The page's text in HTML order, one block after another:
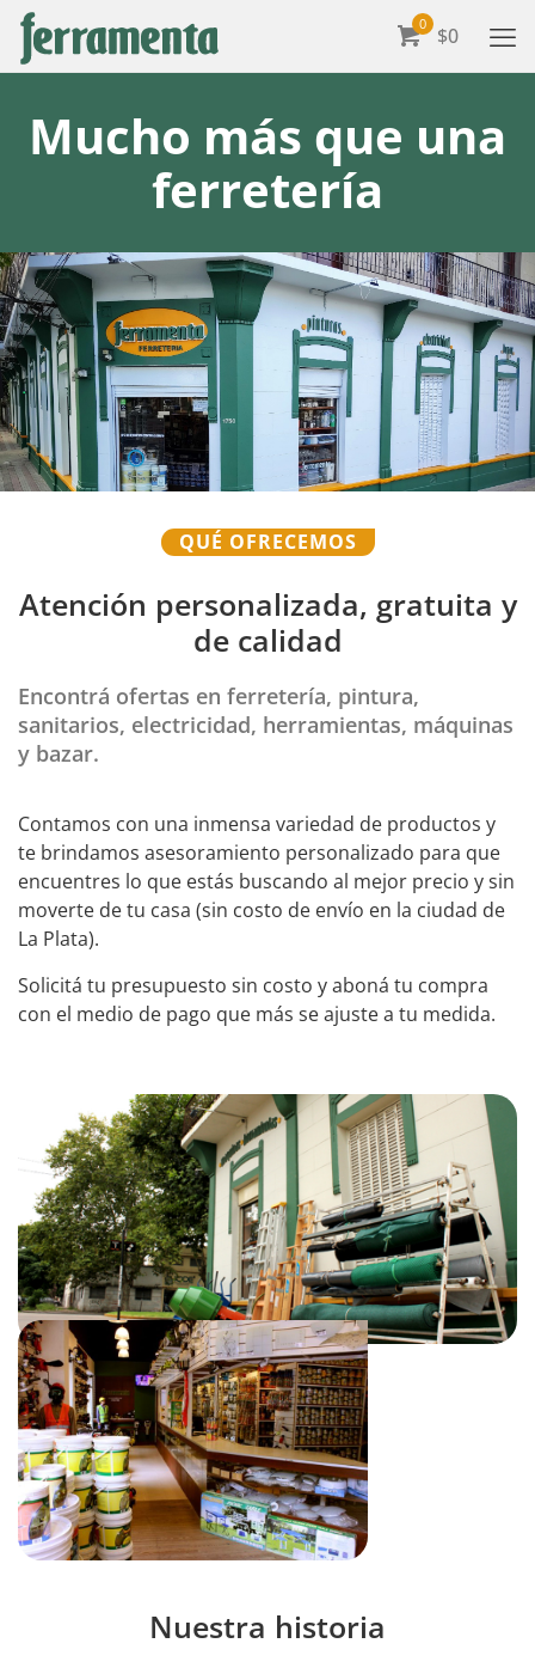
0 $0
Mucho más que una
ferretería
QUÉ OFRECEMOS
Atención personalizada, gratuita y
de calidad
Encontrá ofertas en ferretería, pintura,
sanitarios, electricidad, herramientas, máquinas
y bazar.
Contamos con una inmensa variedad de productos y
te brindamos asesoramiento personalizado para que
encuentres lo que estás buscando al mejor precio y sin
moverte de tu casa (sin costo de envío en la ciudad de
La Plata).
Solicitá tu presupuesto sin costo y aboná tu compra
con el medio de pago que más se ajuste a tu medida.
Nuestra historia